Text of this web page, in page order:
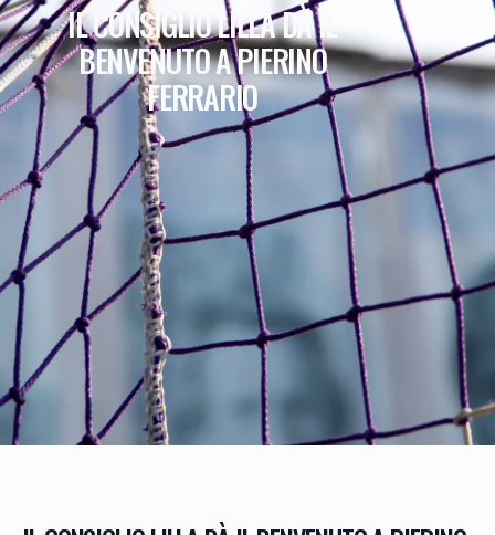
IL CONSIGLIO LILLA DÀ IL
BENVENUTO A PIERINO
FERRARIO